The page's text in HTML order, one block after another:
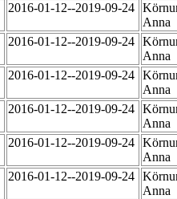
2016-01-12--2019-09-24
Anna
2016-01-12--2019-09-24
Anna
2016-01-12--2019-09-24
Anna
2016-01-12--2019-09-24
Anna
2016-01-12--2019-09-24
Anna
2016-01-12--2019-09-24
Anna